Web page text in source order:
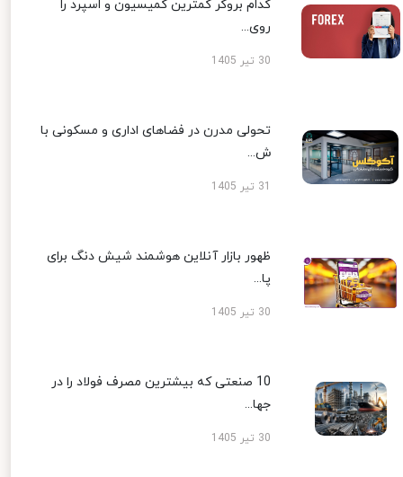
کدام بروکر کمترین کمیسیون و اسپرد را
روی...
30 تیر 1405
تحولی مدرن در فضاهای اداری و مسکونی با
ش...
ظهور بازار آنلاین هوشمند شیش دنگ برای
پا...
30 تیر 1405
10 صنعتی که بیشترین مصرف فولاد را در
جها...
30 تیر 1405